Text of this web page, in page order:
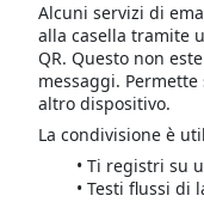
Alcuni servizi di
alla casella tramite
QR. Questo non
messaggi.
altro dispositivo.
La condivisione è
Ti registri su
Testi flussi di